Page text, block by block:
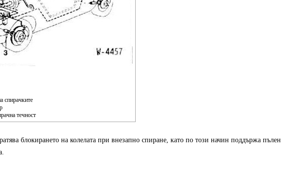
спирачките
течност
блокирането на колелата при внезапно спиране, като по този начин поддържа пълен